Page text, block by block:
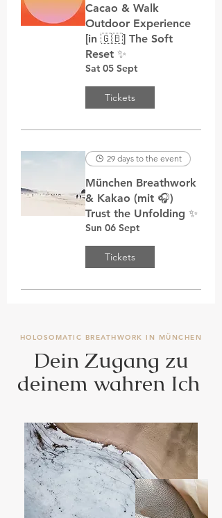
Cacao & Walk
Outdoor Experience
[in 🇬🇧] The Soft
Reset ✨
Sat 05 Sept
Tickets
29 days to the event
München Breathwork
& Kakao (mit 🎧)
Trust the Unfolding ✨
Sun 06 Sept
Tickets
HOLOSOMATIC BREATHWORK IN MÜNCHEN
Dein Zugang zu
deinem wahren Ich